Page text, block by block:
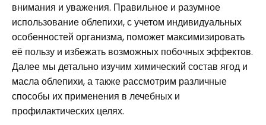
внимания и уважения. Правильное и разумное
использование облепихи, с учетом индивидуальных
особенностей организма, поможет максимизировать
её пользу и избежать возможных побочных эффектов.
Далее мы детально изучим химический состав ягод и
масла облепихи, а также рассмотрим различные
способы их применения в лечебных и
профилактических целях.